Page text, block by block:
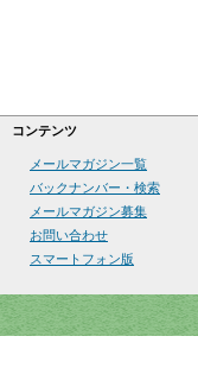
コンテンツ
メールマガジン一覧
バックナンバー・検索
メールマガジン募集
お問い合わせ
スマートフォン版